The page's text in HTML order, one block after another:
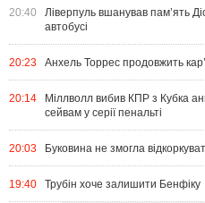
20:40
Ліверпуль вшанував пам’ять
автобусі
20:23 Анхель Торрес продовжить
20:14
Міллволл вибив КПР з Кубка
сейвам у серії пенальті
20:03 Буковина не змогла
19:40 Трубін хоче залишити Бенфіку